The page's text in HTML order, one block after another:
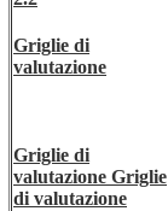
Griglie di
valutazione
Griglie di
valutazione Griglie
di valutazione